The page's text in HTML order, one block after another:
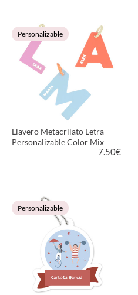
VER PRODUCTO
Personalizable
Llavero Metacrilato Letra
Personalizable Color Mix
7.50€
VER PRODUCTO
Personalizable